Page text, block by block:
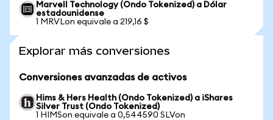
Marvell Technology (Ondo Tokenized) a Dólar
estadounidense
1 MRVLon equivale a 219,16 $
Explorar más conversiones
Conversiones avanzadas de activos
Hims & Hers Health (Ondo Tokenized) a iShares
Silver Trust (Ondo Tokenized)
1 HIMSon equivale a 0,544590 SLVon